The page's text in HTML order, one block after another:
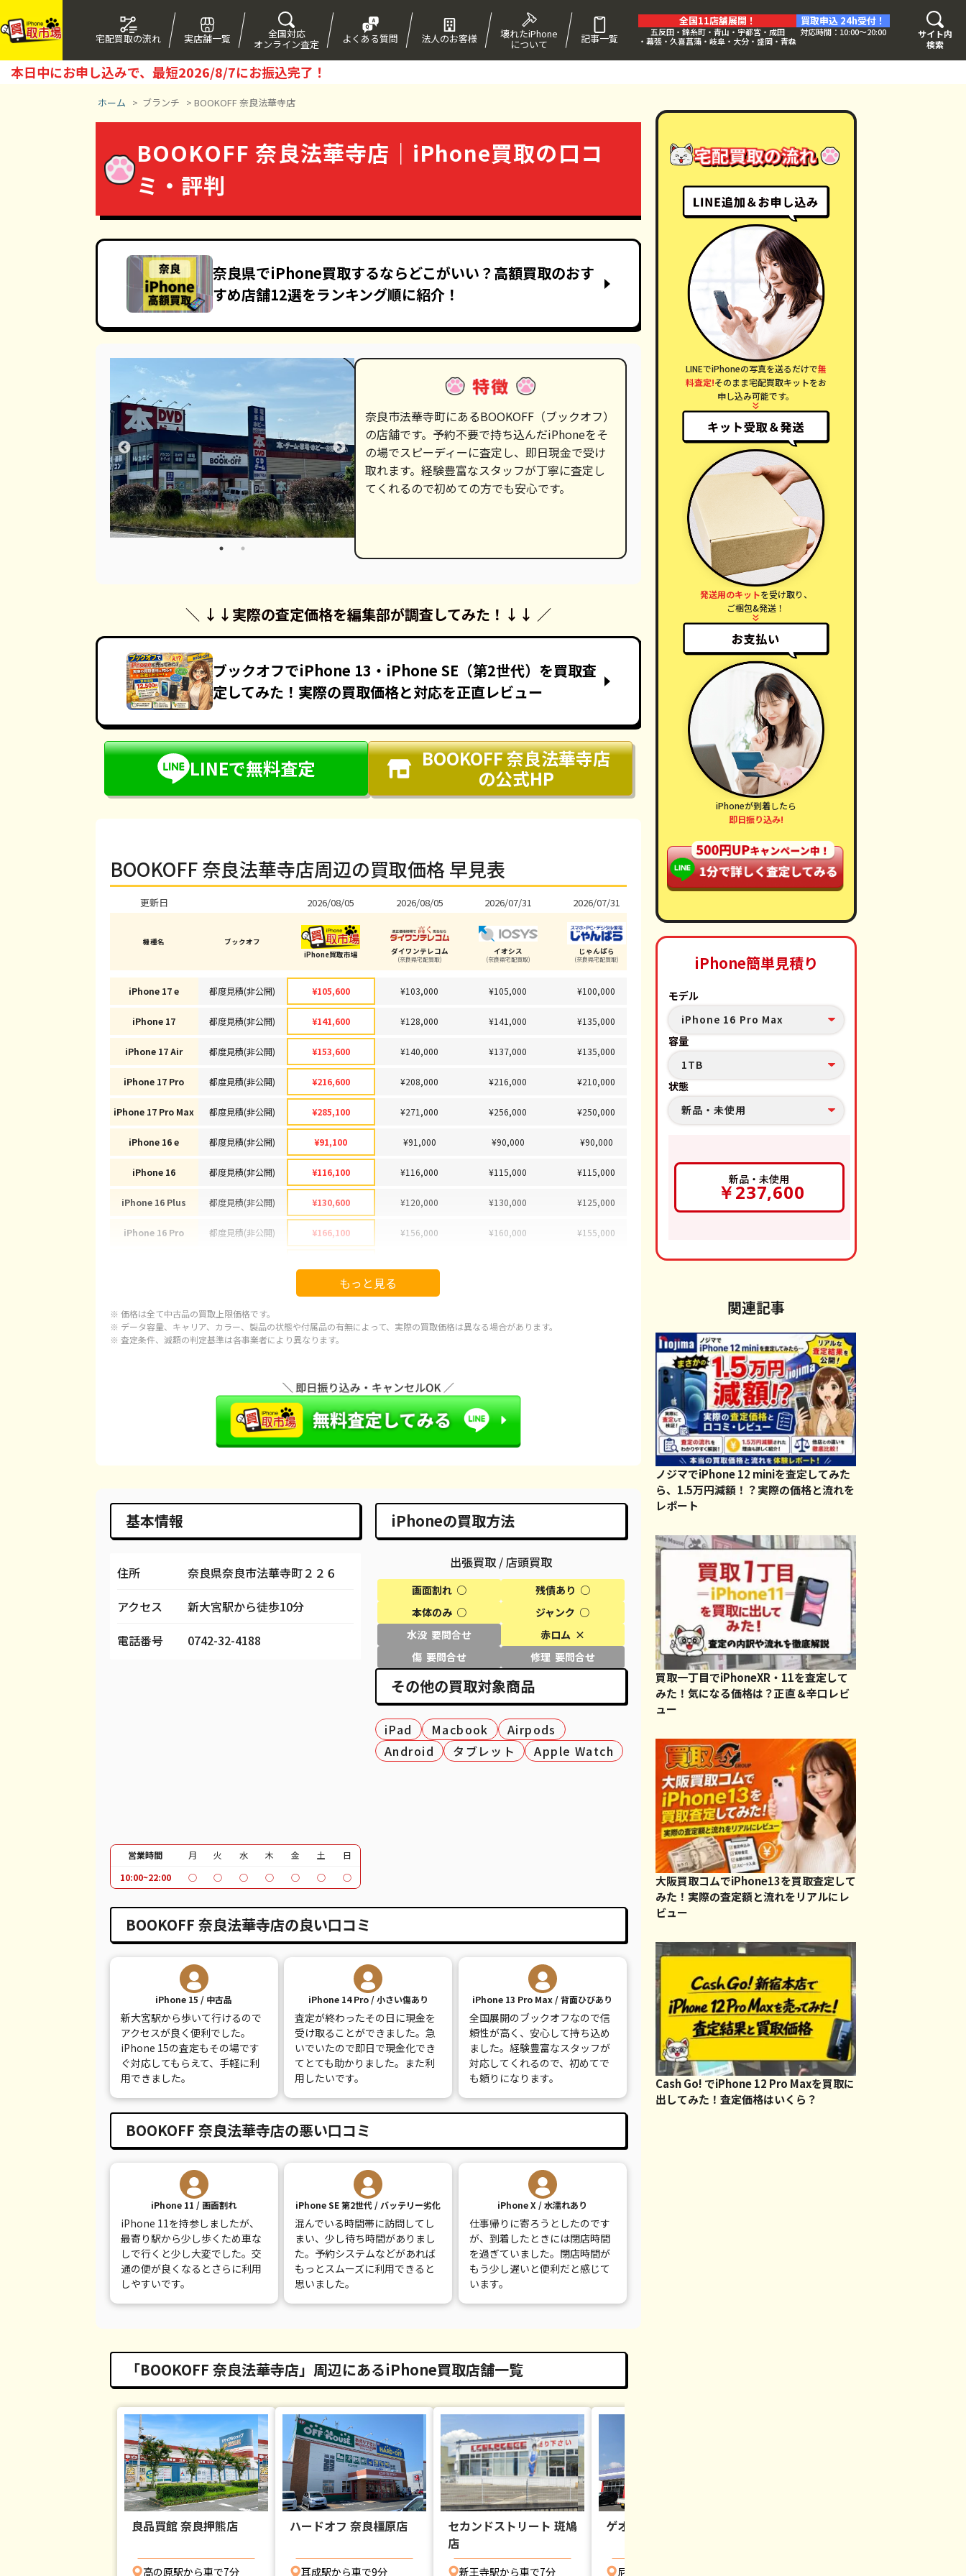
全国11店舗展開！
五反田・錦糸町・青山・宇都宮・成田
・幕張・久喜菖蒲・岐阜・大分・盛岡・青森
買取申込 24h受付！
対応時間：10:00〜20:00
宅配買取の流れ 実店舗一覧 全国対応
オンライン査定 よくある質問 法人のお客様 壊れたiPhone
について 記事一覧
サイト内
検索
本日中にお申し込みで、最短2026/8/7にお振込完了！
ホーム > ブランチ > BOOKOFF 奈良法華寺店
BOOKOFF 奈良法華寺店｜iPhone買取の口コ
ミ・評判
奈良県でiPhone買取するならどこがいい？高額買取のおす
すめ店舗12選をランキング順に紹介！
奈良市法華寺町にあるBOOKOFF（ブックオフ）
の店舗です。予約不要で持ち込んだiPhoneをそ
の場でスピーディーに査定し、即日現金で受け
取れます。経験豊富なスタッフが丁寧に査定し
てくれるので初めての方でも安心です。
＼ ↓↓ 実際の査定価格を編集部が調査してみた！ ↓↓ ／
ブックオフでiPhone 13・iPhone SE（第2世代）を買取査
定してみた！実際の買取価格と対応を正直レビュー
LINEで無料査定
BOOKOFF 奈良法華寺店
の公式HP
BOOKOFF 奈良法華寺店周辺の買取価格 早見表
更新日
機種名
iPhone 17 e
iPhone 17
iPhone 17 Air
iPhone 17 Pro
iPhone 17 Pro Max
iPhone 16 e
iPhone 16
iPhone 16 Plus
iPhone 16 Pro
iPhone 15 Plus
iPhone 14 Pro Max
iPhone XR
iPhone XS
iPhone XS Max
iPhone X
iPhone 8 Plus
iPhone 8
iPhone 7 Plus
ブックオフ
都度見積(非公開)
都度見積(非公開)
都度見積(非公開)
都度見積(非公開)
都度見積(非公開)
都度見積(非公開)
都度見積(非公開)
都度見積(非公開)
都度見積(非公開)
都度見積(非公開)
都度見積(非公開)
都度見積(非公開)
都度見積(非公開)
都度見積(非公開)
都度見積(非公開)
都度見積(非公開)
都度見積(非公開)
都度見積(非公開)
2026/08/05
iPhone買取市場
¥105,600
¥141,600
¥153,600
¥216,600
¥285,100
¥91,100
¥116,100
¥130,600
¥166,100
¥92,100
¥97,100
¥143,100
¥66,600
¥66,600
¥98,100
¥18,100
¥20,600
¥14,100
¥30,100
¥9,100
¥12,100
2026/08/05
ダイワンテレコム
(奈良県宅配買取)
¥103,000
¥128,000
¥140,000
¥208,000
¥271,000
¥91,000
¥116,000
¥120,000
¥156,000
¥89,000
¥127,000
¥66,000
¥65,000
¥95,000
¥50,000
¥61,000
¥69,000
¥25,000
¥48,000
¥15,000
¥10,000
¥13,000
2026/07/31
イオシス
(奈良県宅配買取)
¥105,000
¥141,000
¥137,000
¥216,000
¥256,000
¥90,000
¥115,000
¥130,000
¥160,000
¥88,000
¥66,000
¥60,000
¥93,000
¥45,000
¥58,000
¥27,000
¥45,000
¥17,000
¥11,000
¥13,000
¥8,500
2026/07/31
じゃんぱら
(奈良県宅配買取)
¥100,000
¥135,000
¥135,000
¥210,000
¥250,000
¥90,000
¥115,000
¥125,000
¥155,000
¥93,000
¥40,000
¥63,000
¥45,000
¥12,000
¥6,000
¥5,000
もっと見る
※ 価格は全て中古品の買取上限価格です。
※ データ容量、キャリア、カラー、製品の状態や付属品の有無によって、実際の買取価格は異なる場合があります。
※ 査定条件、減額の判定基準は各事業者により異なります。
基本情報
住所
奈良県奈良市法華寺町２２６
アクセス
新大宮駅から徒歩10分
電話番号
0742-32-4188
営業時間 月 火 水 木 金 土
日
10:00~22:00
○ ○ ○ ○ ○ ○ ○
iPhoneの買取方法
出張買取 / 店頭買取
画面割れ ○
残債あり ○
本体のみ ○
ジャンク ○
水没 要問合せ
赤ロム ×
傷 要問合せ
修理 要問合せ
その他の買取対象商品
iPad Macbook
Airpods
Android
タブレット Apple Watch
BOOKOFF 奈良法華寺店の良い口コミ
iPhone 15 / 中古品
新大宮駅から歩いて行けるので
アクセスが良く便利でした。
iPhone 15の査定もその場です
ぐ対応してもらえて、手軽に利
用できました。
iPhone 14 Pro / 小さい傷あり
査定が終わったその日に現金を
受け取ることができました。急
いでいたので即日で現金化でき
てとても助かりました。また利
用したいです。
iPhone 13 Pro Max / 背面ひびあり
全国展開のブックオフなので信
頼性が高く、安心して持ち込め
ました。経験豊富なスタッフが
対応してくれるので、初めてで
も頼りになります。
BOOKOFF 奈良法華寺店の悪い口コミ
iPhone 11 / 画面割れ
iPhone 11を持参しましたが、
最寄り駅から少し歩くため車な
しで行くと少し大変でした。交
通の便が良くなるとさらに利用
しやすいです。
iPhone SE 第2世代 / バッテリー劣化
混んでいる時間帯に訪問してし
まい、少し待ち時間がありまし
た。予約システムなどがあれば
もっとスムーズに利用できると
思いました。
iPhone X / 水濡れあり
仕事帰りに寄ろうとしたのです
が、到着したときには閉店時間
を過ぎていました。閉店時間が
もう少し遅いと便利だと感じて
います。
「BOOKOFF 奈良法華寺店」周辺にあるiPhone買取店舗一覧
良品買館 奈良押熊店
高の原駅から車で7分
ハードオフ 奈良橿原店
耳成駅から車で9分
セカンドストリート 斑鳩
店
新王寺駅から車で7分
ゲオ 奈良四条大路店
尼ヶ辻駅から徒歩15分
LINEでiPhoneの写真を送るだけで無
料査定!そのまま宅配買取キットをお
申し込み可能です。
発送用のキットを受け取り、
ご梱包&発送！
iPhoneが到着したら
即日振り込み!
iPhone簡単見積り
モデル
iPhone 16 Pro Max
容量
1TB
状態
新品・未使用
新品・未使用
￥237,600
関連記事
ノジマでiPhone 12 miniを査定してみた
ら、1.5万円減額！？実際の価格と流れを
レポート
買取一丁目でiPhoneXR・11を査定して
みた！気になる価格は？正直＆辛口レビ
ュー
大阪買取コムでiPhone13を買取査定して
みた！実際の査定額と流れをリアルにレ
ビュー
Cash Go! でiPhone 12 Pro Maxを買取に
出してみた！査定価格はいくら？